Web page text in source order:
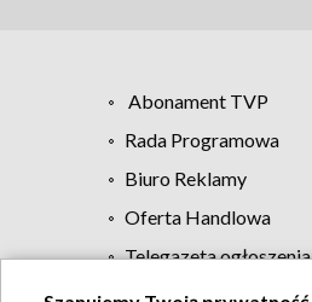
Abonament TVP
Rada Programowa
Biuro Reklamy
Oferta Handlowa
Telegazeta ogłoszenia